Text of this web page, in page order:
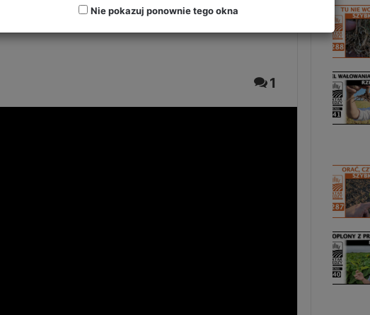
| ODCINEK 195
1
Nie pokazuj ponownie tego okna